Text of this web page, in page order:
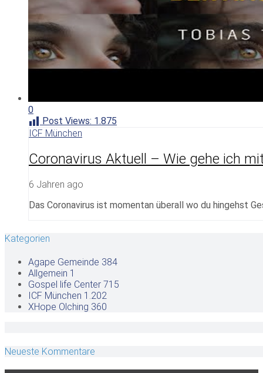
0
Post Views: 1.875
ICF München
Coronavirus Aktuell – Wie gehe ich
6 Jahren ago
Das Coronavirus ist momentan überall wo du hingehst
Kategorien
Agape Gemeinde 384
Allgemein 1
Gospel life Center 715
ICF München 1.202
XHope Olching 360
Neueste Kommentare